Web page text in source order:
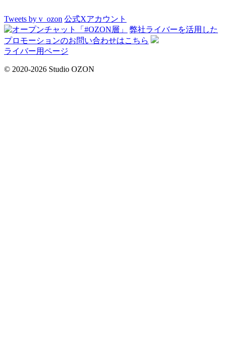
Tweets by v_ozon 公式Xアカウント
弊社ライバーを活用した
プロモーションのお問い合わせはこちら
ライバー用ページ
© 2020-2026 Studio OZON